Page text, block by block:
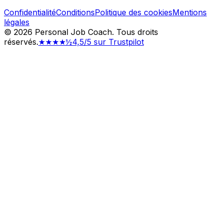
ConfidentialitéConditionsPolitique des cookiesMentions
légales
© 2026 Personal Job Coach. Tous droits
réservés.★★★★½4,5/5 sur Trustpilot